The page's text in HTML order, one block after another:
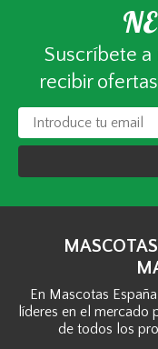
Suscríbete
recibir
En Mascotas
líderes en el mercado
de todos los